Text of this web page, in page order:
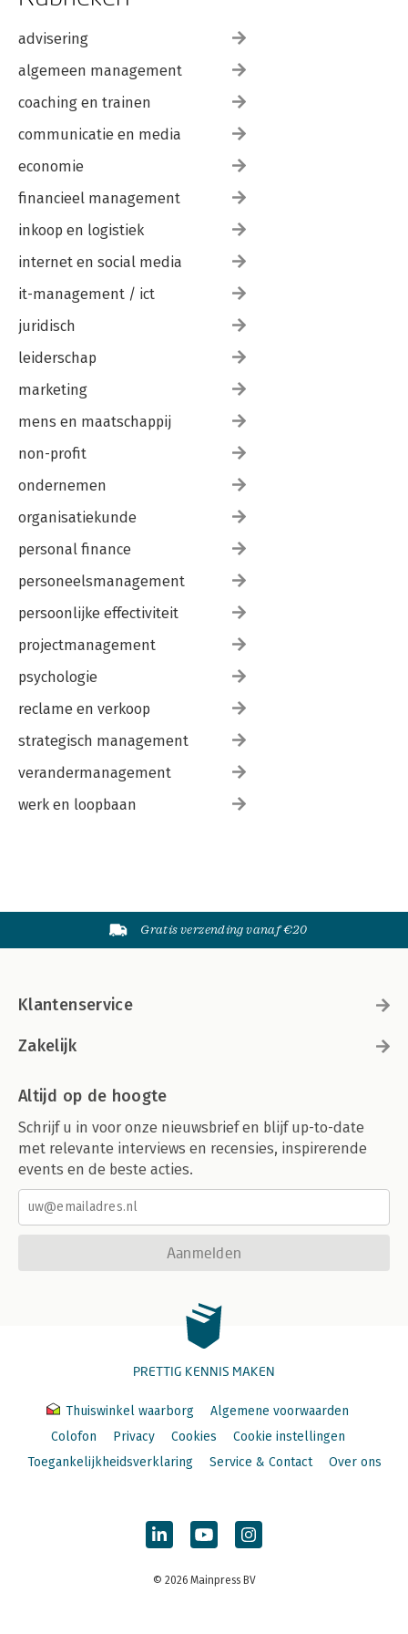
advisering
algemeen management
coaching en trainen
communicatie en media
economie
financieel management
inkoop en logistiek
internet en social media
it-management / ict
juridisch
leiderschap
marketing
mens en maatschappij
non-profit
ondernemen
organisatiekunde
personal finance
personeelsmanagement
persoonlijke effectiviteit
projectmanagement
psychologie
reclame en verkoop
strategisch management
verandermanagement
werk en loopbaan
Gratis verzending vanaf €20
Klantenservice
Zakelijk
Altijd op de hoogte
Schrijf u in voor onze nieuwsbrief en blijf up-to-date
met relevante interviews en recensies, inspirerende
events en de beste acties.
Aanmelden
PRETTIG KENNIS MAKEN
Thuiswinkel waarborg
Algemene voorwaarden
Colofon
Privacy Cookies
Cookie instellingen
Toegankelijkheidsverklaring
Service & Contact Over ons
© 2026 Mainpress BV